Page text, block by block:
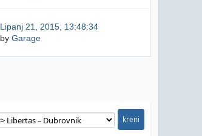
Lipanj 21, 2015, 13:48:34
by Garage